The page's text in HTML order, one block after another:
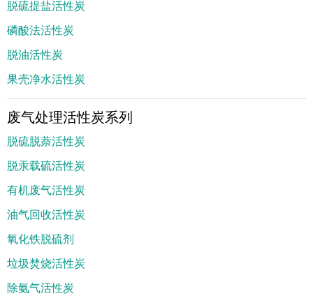
脱硫提盐活性炭
磷酸法活性炭
脱油活性炭
果壳净水活性炭
废气处理活性炭系列
脱硫脱萘活性炭
脱汞载硫活性炭
有机废气活性炭
油气回收活性炭
氧化铁脱硫剂
垃圾焚烧活性炭
除氨气活性炭